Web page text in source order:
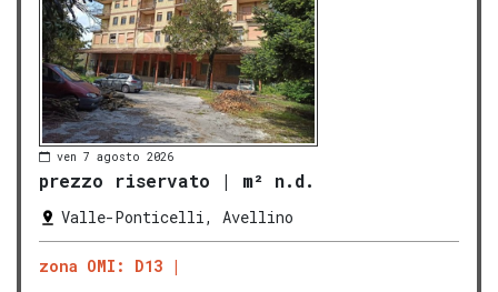
ven 7 agosto 2026
prezzo riservato | m² n.d.
Valle-Ponticelli, Avellino
zona OMI: D13